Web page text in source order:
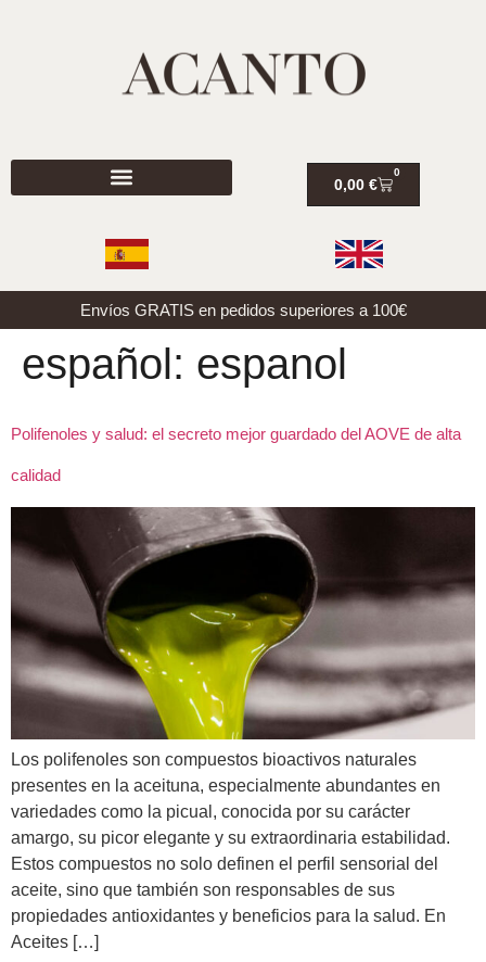
0,00€
0
Envíos GRATIS en pedidos superiores a 100€
español: espanol
Polifenoles y salud: el secreto mejor guardado del AOVE de alta
calidad
Los polifenoles son compuestos bioactivos naturales
presentes en la aceituna, especialmente abundantes en
variedades como la picual, conocida por su carácter
amargo, su picor elegante y su extraordinaria estabilidad.
Estos compuestos no solo definen el perfil sensorial del
aceite, sino que también son responsables de sus
propiedades antioxidantes y beneficios para la salud. En
Aceites […]